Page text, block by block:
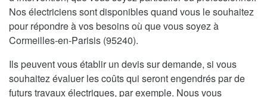
Nos électriciens sont disponibles quand vous le souhaitez
pour répondre à vos besoins où que vous soyez à
Cormeilles-en-Parisis (95240).
Ils peuvent vous établir un devis sur demande, si vous
souhaitez évaluer les coûts qui seront engendrés par de
futurs travaux électriques, par exemple. Nous vous